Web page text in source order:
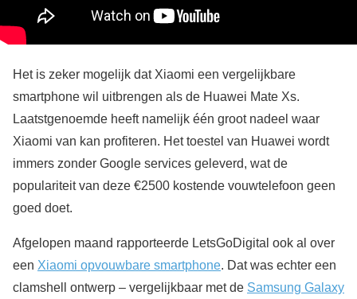
Het is zeker mogelijk dat Xiaomi een vergelijkbare
smartphone wil uitbrengen als de Huawei Mate Xs.
Laatstgenoemde heeft namelijk één groot nadeel waar
Xiaomi van kan profiteren. Het toestel van Huawei wordt
immers zonder Google services geleverd, wat de
populariteit van deze €2500 kostende vouwtelefoon geen
goed doet.
Afgelopen maand rapporteerde LetsGoDigital ook al over
een Xiaomi opvouwbare smartphone. Dat was echter een
clamshell ontwerp – vergelijkbaar met de Samsung Galaxy